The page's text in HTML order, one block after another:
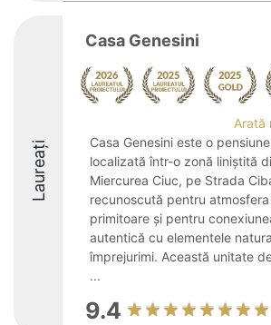
Laureați
Casa Genesini
Arată
Casa Genesini este o pensiune
localizată într-o zonă liniștită
Miercurea Ciuc, pe Strada
recunoscută pentru atmosfera
primitoare și pentru
autentică cu elementele
împrejurimi. Această unitate
...
9.4